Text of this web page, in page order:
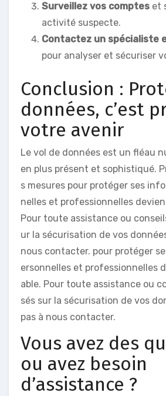
Surveillez vos comptes et
activité suspecte.
Contactez un spécialiste
pour analyser et sécuriser
Conclusion :
données, c’est
votre avenir
Le vol de données est un fléau
en plus présent et sophistiqué.
s mesures pour protéger ses
nelles et professionnelles
Pour toute assistance ou
ur la sécurisation de vos
nous contacter. pour protéger
ersonnelles et professionnelles
able. Pour toute assistance ou
sés sur la sécurisation de vos
pas à nous contacter.
Vous avez des
ou avez besoin
d’assistance ?